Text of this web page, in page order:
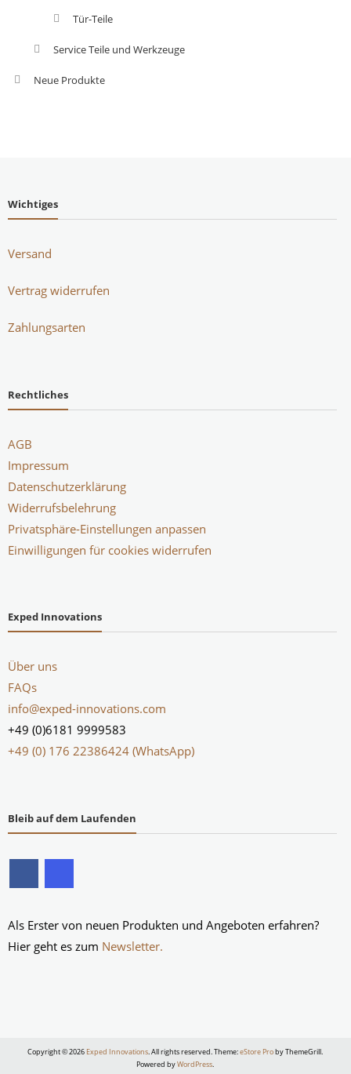
Tür-Teile
Service Teile und Werkzeuge
Neue Produkte
Wichtiges
Versand
Vertrag widerrufen
Zahlungsarten
Rechtliches
AGB
Impressum
Datenschutzerklärung
Widerrufsbelehrung
Privatsphäre-Einstellungen anpassen
Einwilligungen für cookies widerrufen
Exped Innovations
Über uns
FAQs
info@exped-innovations.com
+49 (0)6181 9999583
+49 (0) 176 22386424 (WhatsApp)
Bleib auf dem Laufenden
Als Erster von neuen Produkten und Angeboten erfahren?
Hier geht es zum Newsletter.
Copyright © 2026 Exped Innovations. All rights reserved. Theme:eStore Proby ThemeGrill.
Powered byWordPress.